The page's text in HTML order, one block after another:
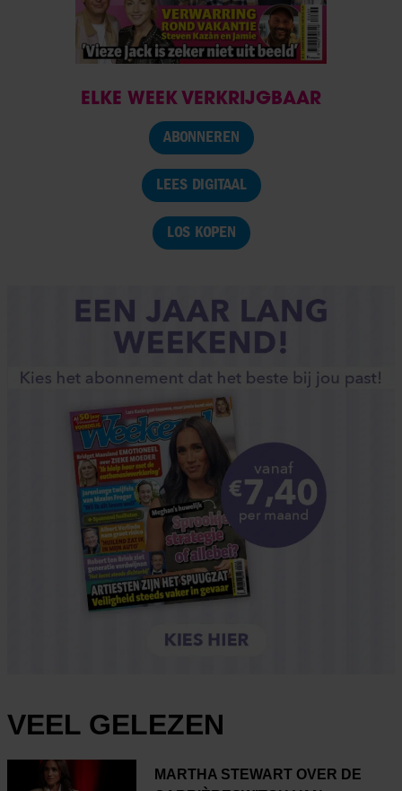
ELKE WEEK VERKRIJGBAAR
ABONNEREN
LEES DIGITAAL
LOS KOPEN